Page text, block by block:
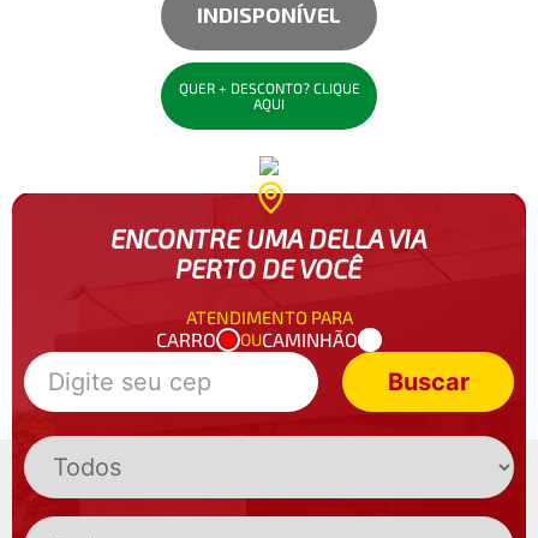
INDISPONÍVEL
QUER + DESCONTO? CLIQUE
AQUI
ENCONTRE UMA DELLA VIA
PERTO DE VOCÊ
ATENDIMENTO PARA
CARRO OUCAMINHÃO
Buscar